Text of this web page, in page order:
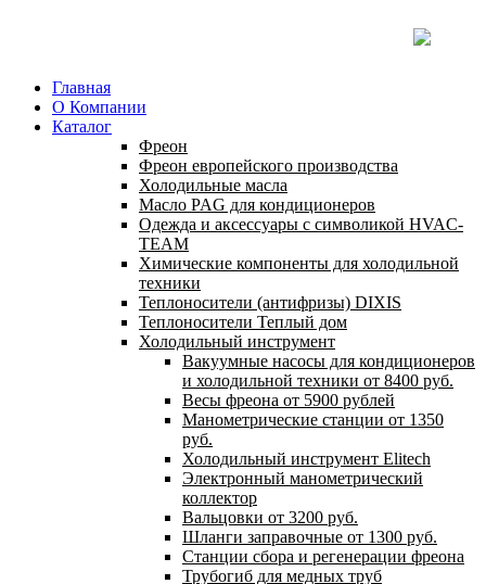
Главная
О Компании
Каталог
Фреон
Фреон европейского производства
Холодильные масла
Масло PAG для кондиционеров
Одежда и аксессуары с символикой HVAC-
TEAM
Химические компоненты для холодильной
техники
Теплоносители (антифризы) DIXIS
Теплоносители Теплый дом
Холодильный инструмент
Вакуумные насосы для кондиционеров
и холодильной техники от 8400 руб.
Весы фреона от 5900 рублей
Манометрические станции от 1350
руб.
Холодильный инструмент Elitech
Электронный манометрический
коллектор
Вальцовки от 3200 руб.
Шланги заправочные от 1300 руб.
Станции сбора и регенерации фреона
Трубогиб для медных труб